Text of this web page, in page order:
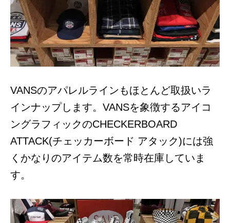
VANSのアパレルラインもほとんど取扱いラ
インナップします。VANSを象徴するアイコ
ングラフィックのCHECKERBOARD
ATTACK(チェッカーボード アタック)には強
くかなりのアイテム数を常時在庫していま
す。